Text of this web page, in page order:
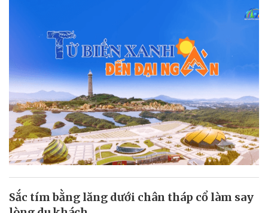
Sắc tím bằng lăng dưới chân tháp cổ làm say